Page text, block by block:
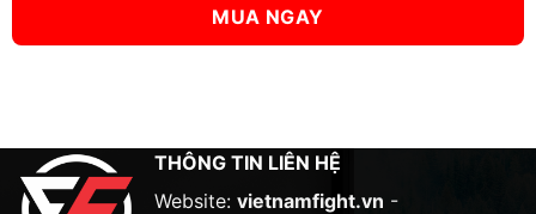
MUA NGAY
THÔNG TIN LIÊN HỆ
Website: vietnamfight.vn -